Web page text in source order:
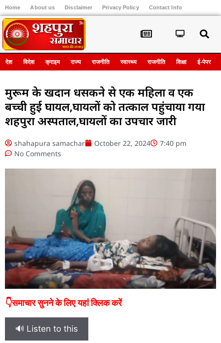
Home About us Disclaimer Privacy Policy Contact Info
देश विदेश क्राइम राज्य राजनीति स्वास्थ्य राजनीति शिक्षा ई-पेपर
मुरूम के खदान धसकने से एक महिला व एक
बच्ची हुई घायल,घायलों को तत्काल पहुंचाया गया
शहपुरा अस्पताल,घायलों का उपचार जारी
shahapura samachar October 22, 2024
7:40 pm
No Comments
👇समाचार सुनने के लिए यहां क्लिक करें
🔊 Listen to this